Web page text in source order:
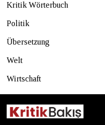
Kritik Wörterbuch
Politik
Übersetzung
Welt
Wirtschaft